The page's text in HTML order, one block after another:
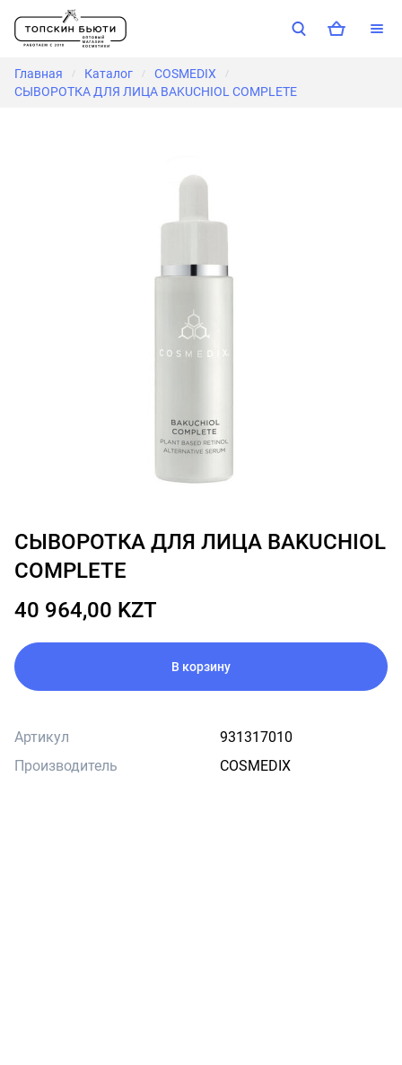
Главная / Каталог / COSMEDIX /
СЫВОРОТКА ДЛЯ ЛИЦА BAKUCHIOL COMPLETE
СЫВОРОТКА ДЛЯ ЛИЦА BAKUCHIOL
COMPLETE
40 964,00 KZT
В корзину
Артикул
931317010
Производитель
COSMEDIX